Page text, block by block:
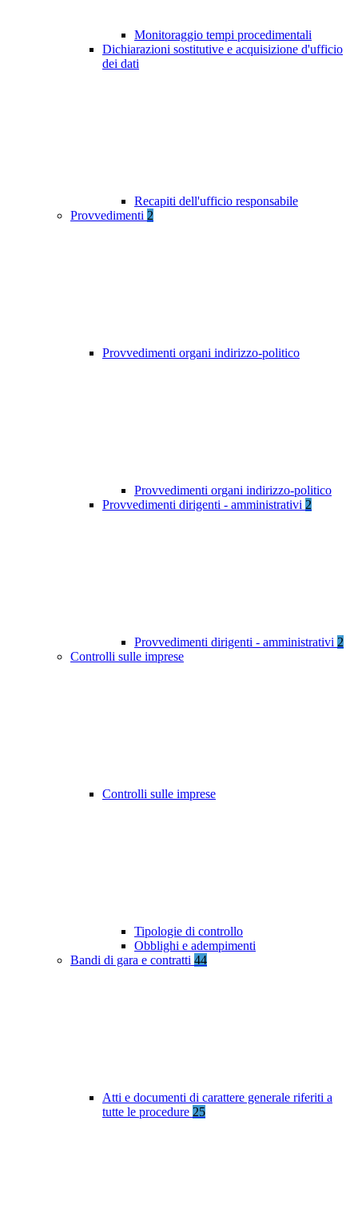
Monitoraggio tempi procedimentali
Dichiarazioni sostitutive e acquisizione d'ufficio
dei dati
Recapiti dell'ufficio responsabile
Provvedimenti 2
Provvedimenti organi indirizzo-politico
Provvedimenti organi indirizzo-politico
Provvedimenti dirigenti - amministrativi 2
Provvedimenti dirigenti - amministrativi 2
Controlli sulle imprese
Controlli sulle imprese
Tipologie di controllo
Obblighi e adempimenti
Bandi di gara e contratti 44
Atti e documenti di carattere generale riferiti a
tutte le procedure 25